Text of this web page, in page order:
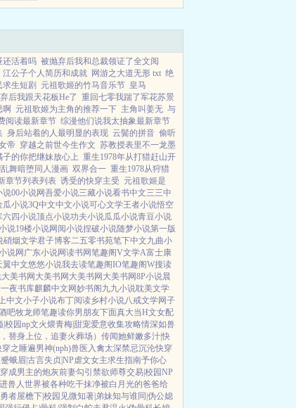
有时间有钱。沈先非，一直背负着
还活着吗 被抛弃后我和总裁领证了全文阅
江公子个人简历和成就 网游之大道无形 txt 绝
求生短剧 元祖歌姬的竹马音乐节 皇马
后我跟天花板He了 重回七零我踹了军花苏景
啊 元祖歌姬为主角的推荐一下 主角叫姜无 与
阅读最新章节 综漫他们说我太抽象最新章节
身后站着的人最明显的表现 云鬓的拼音 偷听
帝 穿越之前世今生作文 苏教授表里不一龙墨
子的你把继妹放心上 重生1978年从打猎赶山开
舞暗堕同人漫画 双界合一 重生1978从狩猎
章节列表列表 诱受的快穿主受 元祖歌姬是
说00小说网吾爱小说三藏小说看书中文三三中
瓜小说3Q中文中文小说可心文学王者小说悟空
六四小说顶点小说功夫小说瓜瓜小说青豆小说
说19楼小说网阅小说捏破小说随梦小说第一版
硝烟文学君子博客二五零书苑笔下中文九曲小
说网 广东小说网读书网笔趣阁V文学A富士康
翼中文悠悠小说我去读笔趣阁IO笔趣阁W搜读
大美书网 大美书网 大美书网 大美书网8P小说晨
一夜书库麒麟中文网妙书阁 九九小说耽美文学
中文小子小说布丁阅读乡村小说八戒文学网子
吧牧龙师笔趣读你男朋友下面真大当H文女配
|校园np文火煨青梅|甜宠爱意收集攻略情深如兽
替身上位，追妻火葬场） 传闻她鲜嫩多汁|快
穿之睡遍男神(nph)兽医 入禽太深禁忌沉沦快穿
蹙蛾眉|古言失贞|NP虐文女主求生指南予你心
穿成男主的炮灰前妻勾引禁欲师尊交易|校园NP
兽人世界被各种吃干抹净被白月光的爸爸给
者屋檐下|校园 见微知著|弟妹知与谁同|伪公媳